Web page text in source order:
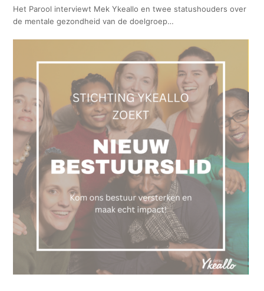
Het Parool interviewt Mek Ykeallo en twee statushouders over
de mentale gezondheid van de doelgroep…